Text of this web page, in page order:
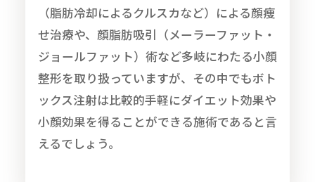
（脂肪冷却によるクルスカなど）による顔痩
せ治療や、顔脂肪吸引（メーラーファット・
ジョールファット）術など多岐にわたる小顔
整形を取り扱っていますが、その中でもボト
ックス注射は比較的手軽にダイエット効果や
小顔効果を得ることができる施術であると言
えるでしょう。